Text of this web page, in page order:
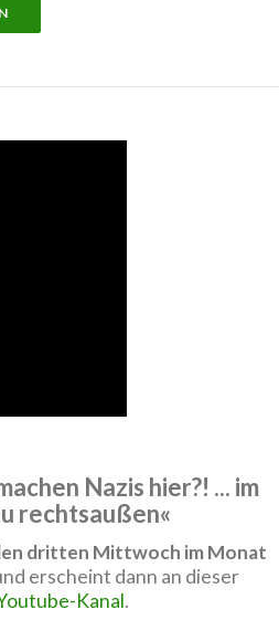
Nazis hier?! ... im
rechtsaußen«
dritten Mittwoch im Monat
erscheint dann an dieser
Kanal.